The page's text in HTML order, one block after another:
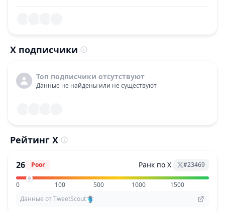
X подписчики
Топ подписчики отсутствуют
Данные не найдены или не существуют
Рейтинг X
26 Poor Ранк по X #23469
0 100 500 1000
1500
Данные от TweetScout